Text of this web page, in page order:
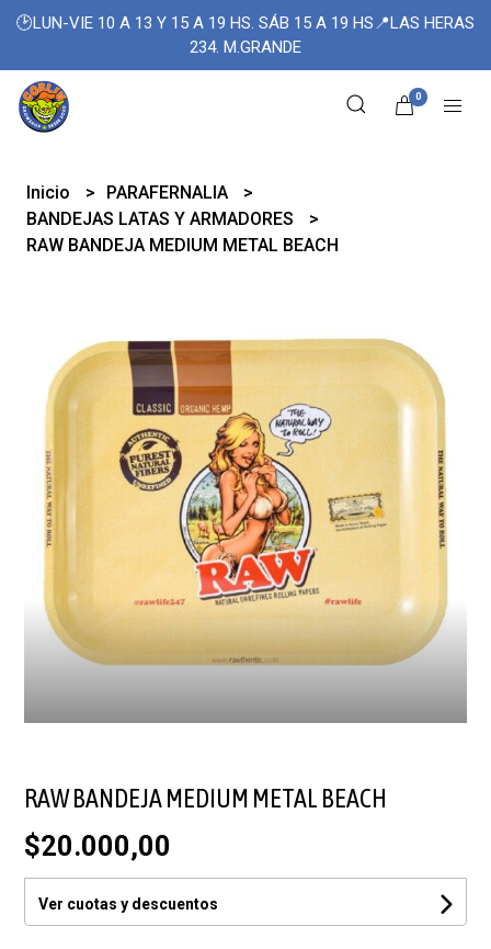
🕑LUN-VIE 10 A 13 Y 15 A 19 HS. SÁB 15 A 19 HS📍LAS HERAS
234. M.GRANDE
0
Inicio
PARAFERNALIA
BANDEJAS LATAS Y ARMADORES
RAW BANDEJA MEDIUM METAL BEACH
RAW BANDEJA MEDIUM METAL BEACH
$20.000,00
Ver cuotas y descuentos